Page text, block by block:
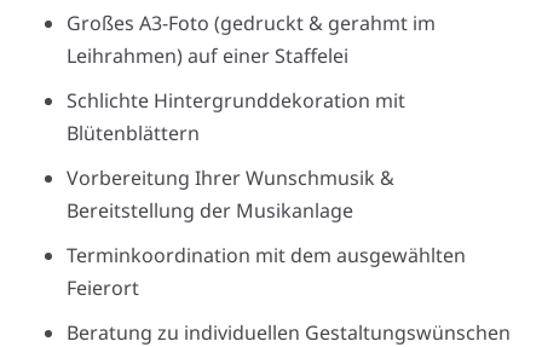
Großes A3-Foto (gedruckt & gerahmt im
Leihrahmen) auf einer Staffelei
Schlichte Hintergrunddekoration mit
Blütenblättern
Vorbereitung Ihrer Wunschmusik &
Bereitstellung der Musikanlage
Terminkoordination mit dem ausgewählten
Feierort
Beratung zu individuellen Gestaltungswünschen